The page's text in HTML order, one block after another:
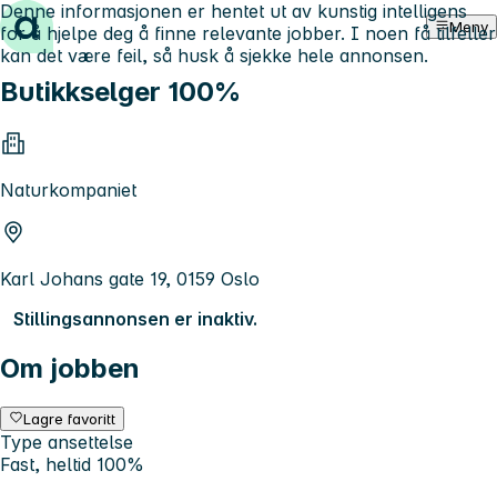
Hopp til innhold Meny
Butikkselger 100%
Naturkompaniet
Karl Johans gate 19, 0159 Oslo
Stillingsannonsen er inaktiv.
Om jobben
Lagre favoritt
Type ansettelse
Fast, heltid 100%
Denne informasjonen er hentet ut av kunstig intelligens
for å hjelpe deg å finne relevante jobber. I noen få tilfeller
kan det være feil, så husk å sjekke hele annonsen.